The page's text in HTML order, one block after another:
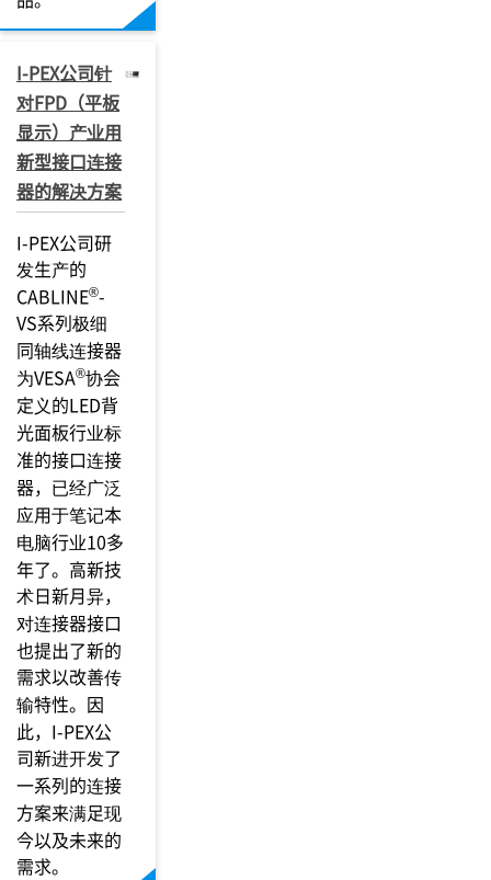
I-PEX公司针
对FPD（平板
显示）产业用
新型接口连接
器的解决方案
I-PEX公司研
发生产的
CABLINE®-
VS系列极细
同轴线连接器
为VESA®协会
定义的LED背
光面板行业标
准的接口连接
器，已经广泛
应用于笔记本
电脑行业10多
年了。高新技
术日新月异，
对连接器接口
也提出了新的
需求以改善传
输特性。因
此，I-PEX公
司新进开发了
一系列的连接
方案来满足现
今以及未来的
需求。